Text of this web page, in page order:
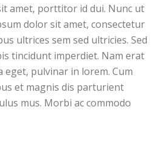
amet, porttitor id dui. Nunc ut
dolor sit amet, consectetur
ultrices sem sed ultricies. Sed
tincidunt imperdiet. Nam erat
pulvinar in lorem. Cum
et magnis dis parturient
mus. Morbi ac commodo